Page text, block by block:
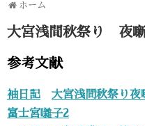
ホーム
大宮浅間秋祭り 夜
参考文献
袖日記 大宮浅間秋祭り夜
富士宮囃子2